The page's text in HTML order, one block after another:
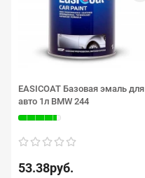
EASICOAT Базовая эмаль для
авто 1л BMW 244
53.38руб.